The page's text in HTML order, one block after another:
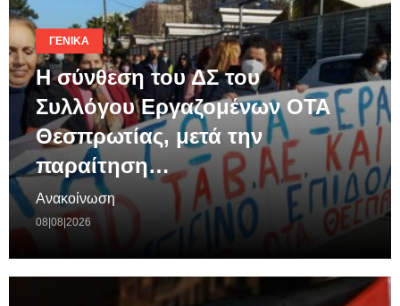
ΓΕΝΙΚΆ
Η σύνθεση του ΔΣ του
Συλλόγου Εργαζομένων ΟΤΑ
Θεσπρωτίας, μετά την
παραίτηση…
Ανακοίνωση
08|08|2026